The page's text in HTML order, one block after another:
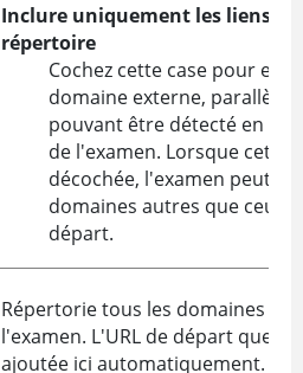
Inclure uniquement les liens
répertoire
Cochez cette case pour
domaine externe, parallèle
pouvant être détecté en
de l'examen. Lorsque cette
décochée, l'examen peut
domaines autres que ceux
départ.
Répertorie tous les domaines à
l'examen. L'URL de départ que
ajoutée ici automatiquement.